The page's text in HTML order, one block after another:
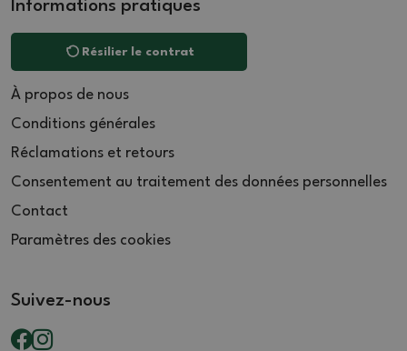
Informations pratiques
Résilier le contrat
À propos de nous
Conditions générales
Réclamations et retours
Consentement au traitement des données personnelles
Contact
Paramètres des cookies
Suivez-nous